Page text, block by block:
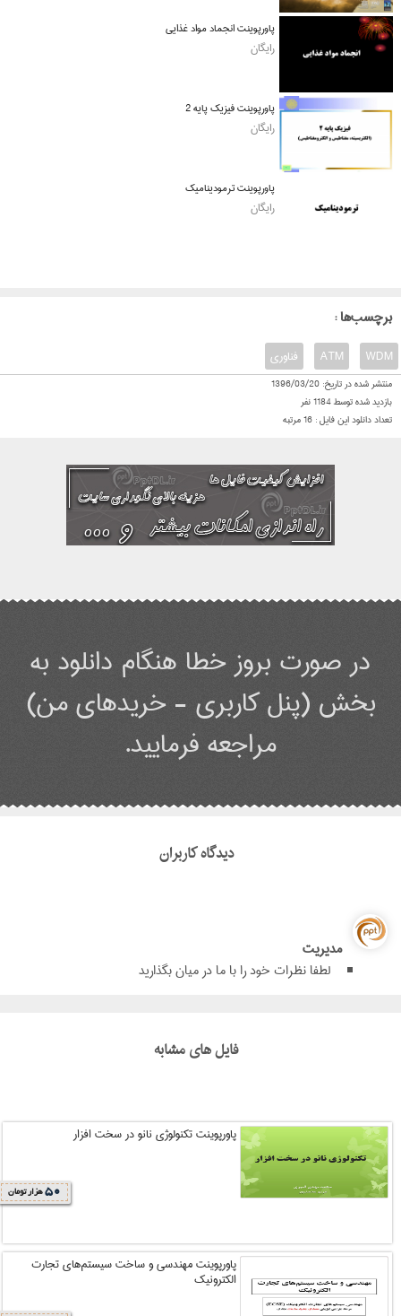
پاورپوینت انجماد مواد غذایی
رایگان
پاورپوینت فیزیک پایه 2
رایگان
پاورپوینت ترمودینامیک
رایگان
: برچسب‌ها
فناوری ATM WDM
منتشر شده در تاریخ: 1396/03/20
بازدید شده توسط1184نفر
تعداد دانلود این فایل : 16مرتبه
در صورت بروز خطا هنگام دانلود به
بخش (پنل کاربری - خریدهای من)
مراجعه فرمایید.
دیدگاه کاربران
مدیریت
لطفا نظرات خود را با ما در میان بگذارید
فایل های مشابه
پاورپوینت تکنولوژی نانو در سخت افزار
50 هزار تومان
پاورپوینت مهندسي و ساخت سيستم‌هاي تجارت
الکترونيک